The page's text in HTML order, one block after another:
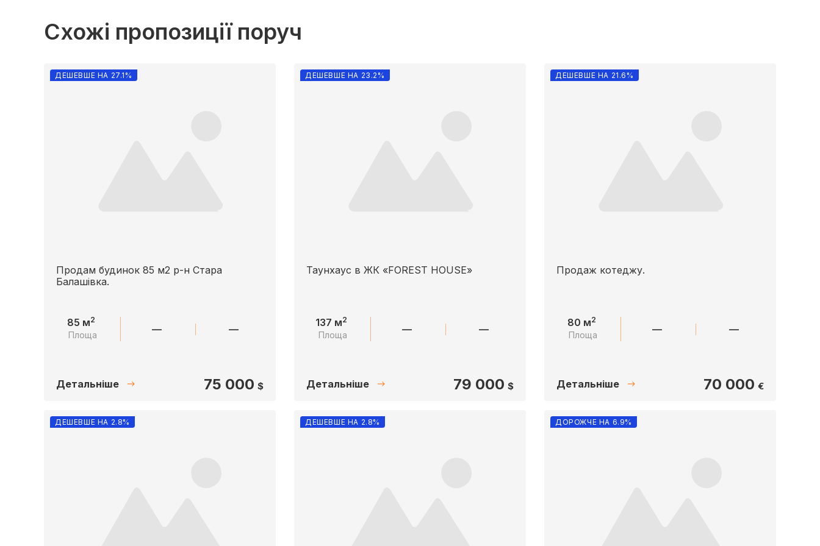
Схожі пропозиції поруч
ДЕШЕВШЕ НА 27.1%
Продам будинок 85 м2 р-н Стара
Балашівка.
85 м2
Площа — —
Детальніше 75 000 $
ДЕШЕВШЕ НА 23.2%
Таунхаус в ЖК «FOREST HOUSE»
137 м2
Площа — —
Детальніше 79 000 $
ДЕШЕВШЕ НА 21.6%
Продаж котеджу.
80 м2
Площа — —
Детальніше 70 000 €
ДЕШЕВШЕ НА 2.8% ДЕШЕВШЕ НА 2.8% ДОРОЖЧЕ НА 6.9%